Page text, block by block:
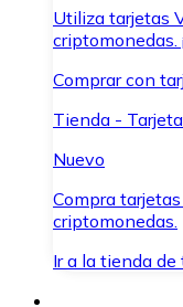
Utiliza tarjetas
criptomonedas.
Comprar con
Tienda -
Nuevo
Compra
criptomonedas.
Ir a la tienda de